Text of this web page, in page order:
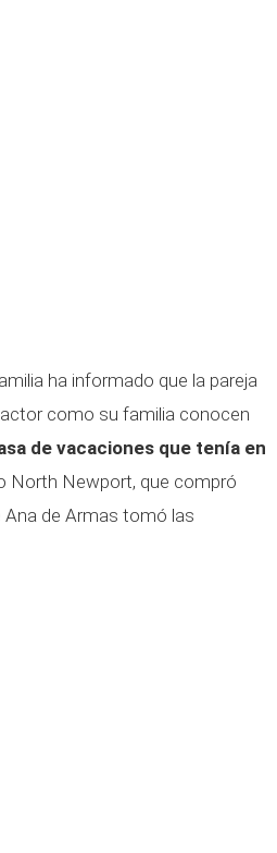
ha informado que la pareja
como su familia conocen
de vacaciones que tenía en
North Newport, que compró
Ana de Armas tomó las